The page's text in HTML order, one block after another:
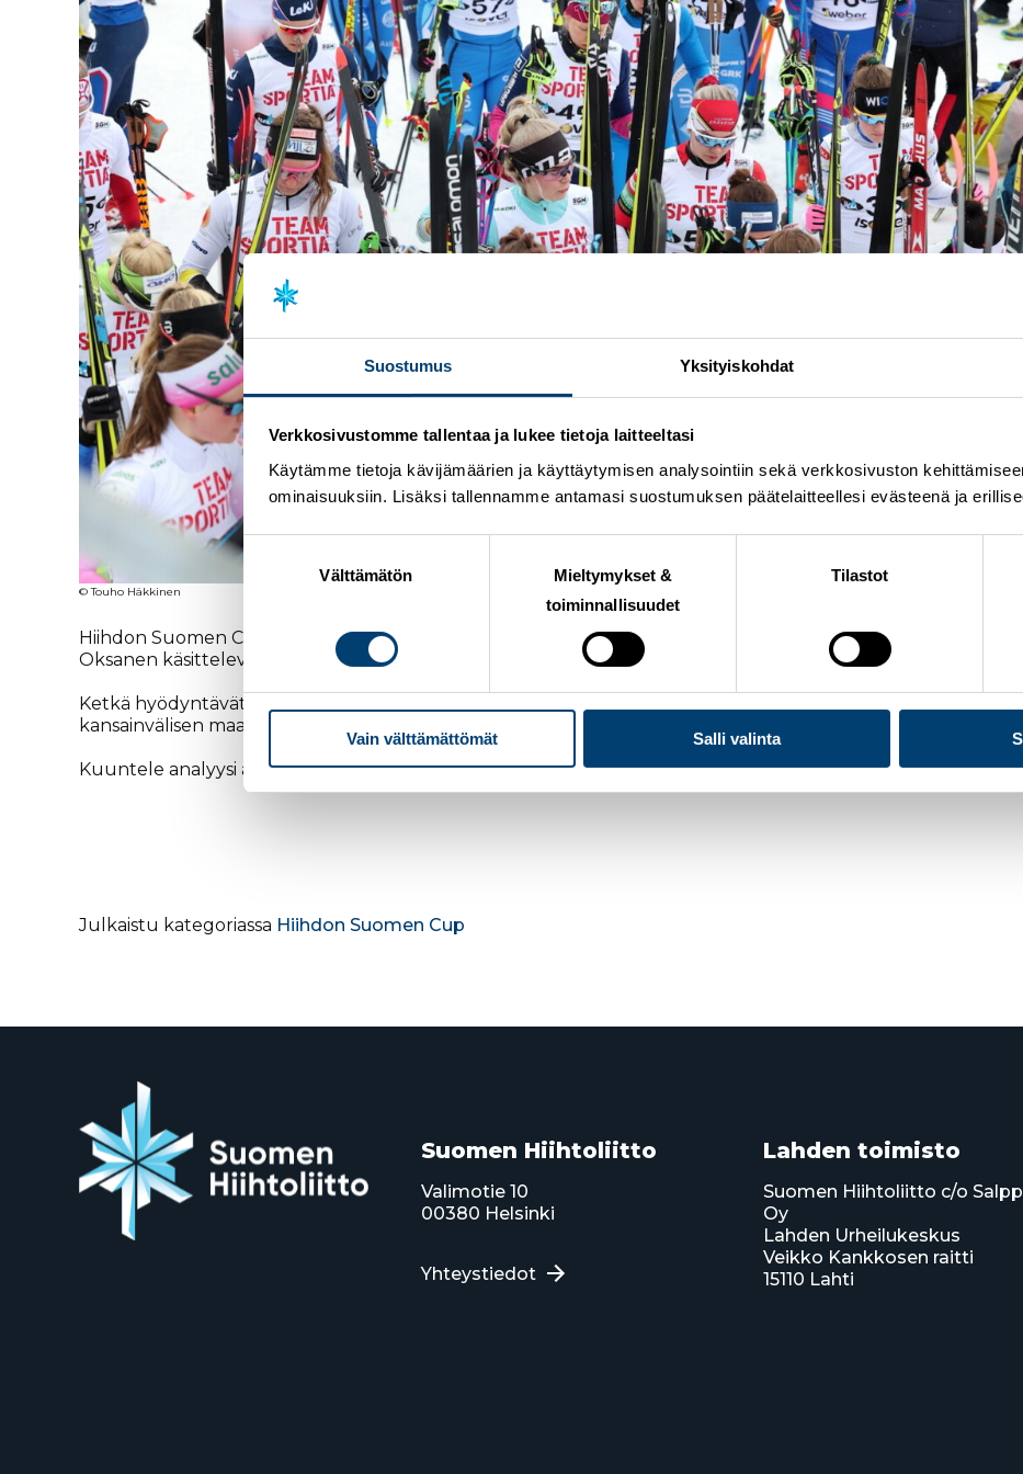
Suostumus Yksityiskohdat
Verkkosivustomme tallentaa ja lukee tietoja laitteeltasi
Käytämme tietoja kävijämäärien ja käyttäytymisen analysointiin sekä verkkosivuston
ominaisuuksiin. Lisäksi tallennamme antamasi suostumuksen päätelaitteellesi evästeenä ja
Suostumuksen
Välttämätön
Mieltymykset &
toiminnallisuudet
Tilastot
Vain välttämättömät Salli valinta
© Touho Häkkinen
Hiihdon Suomen Cup jatkuu viikonloppuna Rukalla. Viikonlopun kisaennakossa maajoukkuevalmentajat
Oksanen käsittelevät viikonlopun Suomen Cupin kilpailuja ja nostavat esiin nimiä, joiden otteita seurata
Ketkä hyödyntävät näytönpaikan? Lunastaako joku vielä paikkansa maailmancupin avaukseen? Entä
kansainvälisen maailmancup-kauden alkua?
Kuuntele analyysi alta.
Julkaistu kategoriassa Hiihdon Suomen Cup
Suomen Hiihtoliitto
Valimotie 10
00380 Helsinki
Yhteystiedot
Lahden toimisto
Suomen Hiihtoliitto c/o
Oy
Lahden Urheilukeskus
Veikko Kankkosen raitti
15110 Lahti